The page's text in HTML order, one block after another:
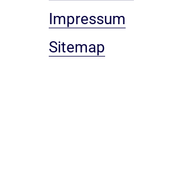
Impressum
Sitemap